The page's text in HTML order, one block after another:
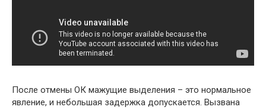
После отмены ОК мажущие выделения – это нормальное
явление, и небольшая задержка допускается. Вызвана